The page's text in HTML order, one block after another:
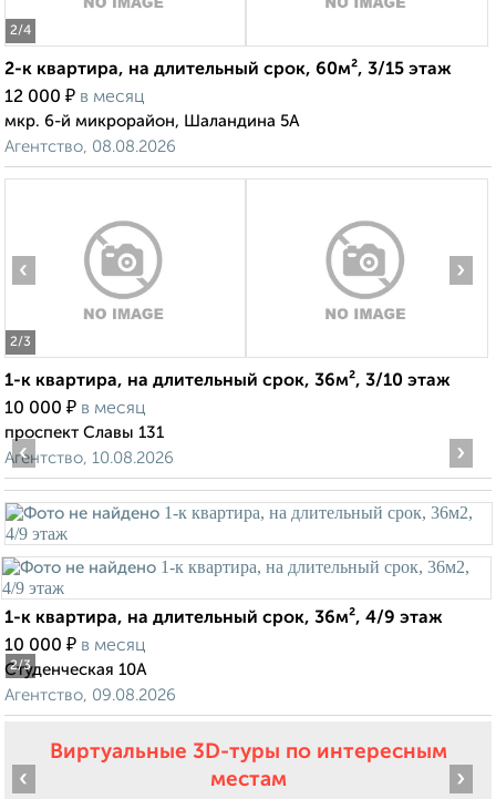
2/4
2-к квартира, на длительный срок, 60м², 3/15 этаж
12 000 ₽ в месяц
мкр. 6-й микрорайон, Шаландина 5А
Агентство, 08.08.2026
2/3
‹ ›
1-к квартира, на длительный срок, 36м², 3/10 этаж
10 000 ₽ в месяц
проспект Славы 131
Агентство, 10.08.2026
2/3
‹ ›
1-к квартира, на длительный срок, 36м², 4/9 этаж
10 000 ₽ в месяц
Студенческая 10А
Агентство, 09.08.2026
Виртуальные 3D-туры по интересным
местам
‹ ›